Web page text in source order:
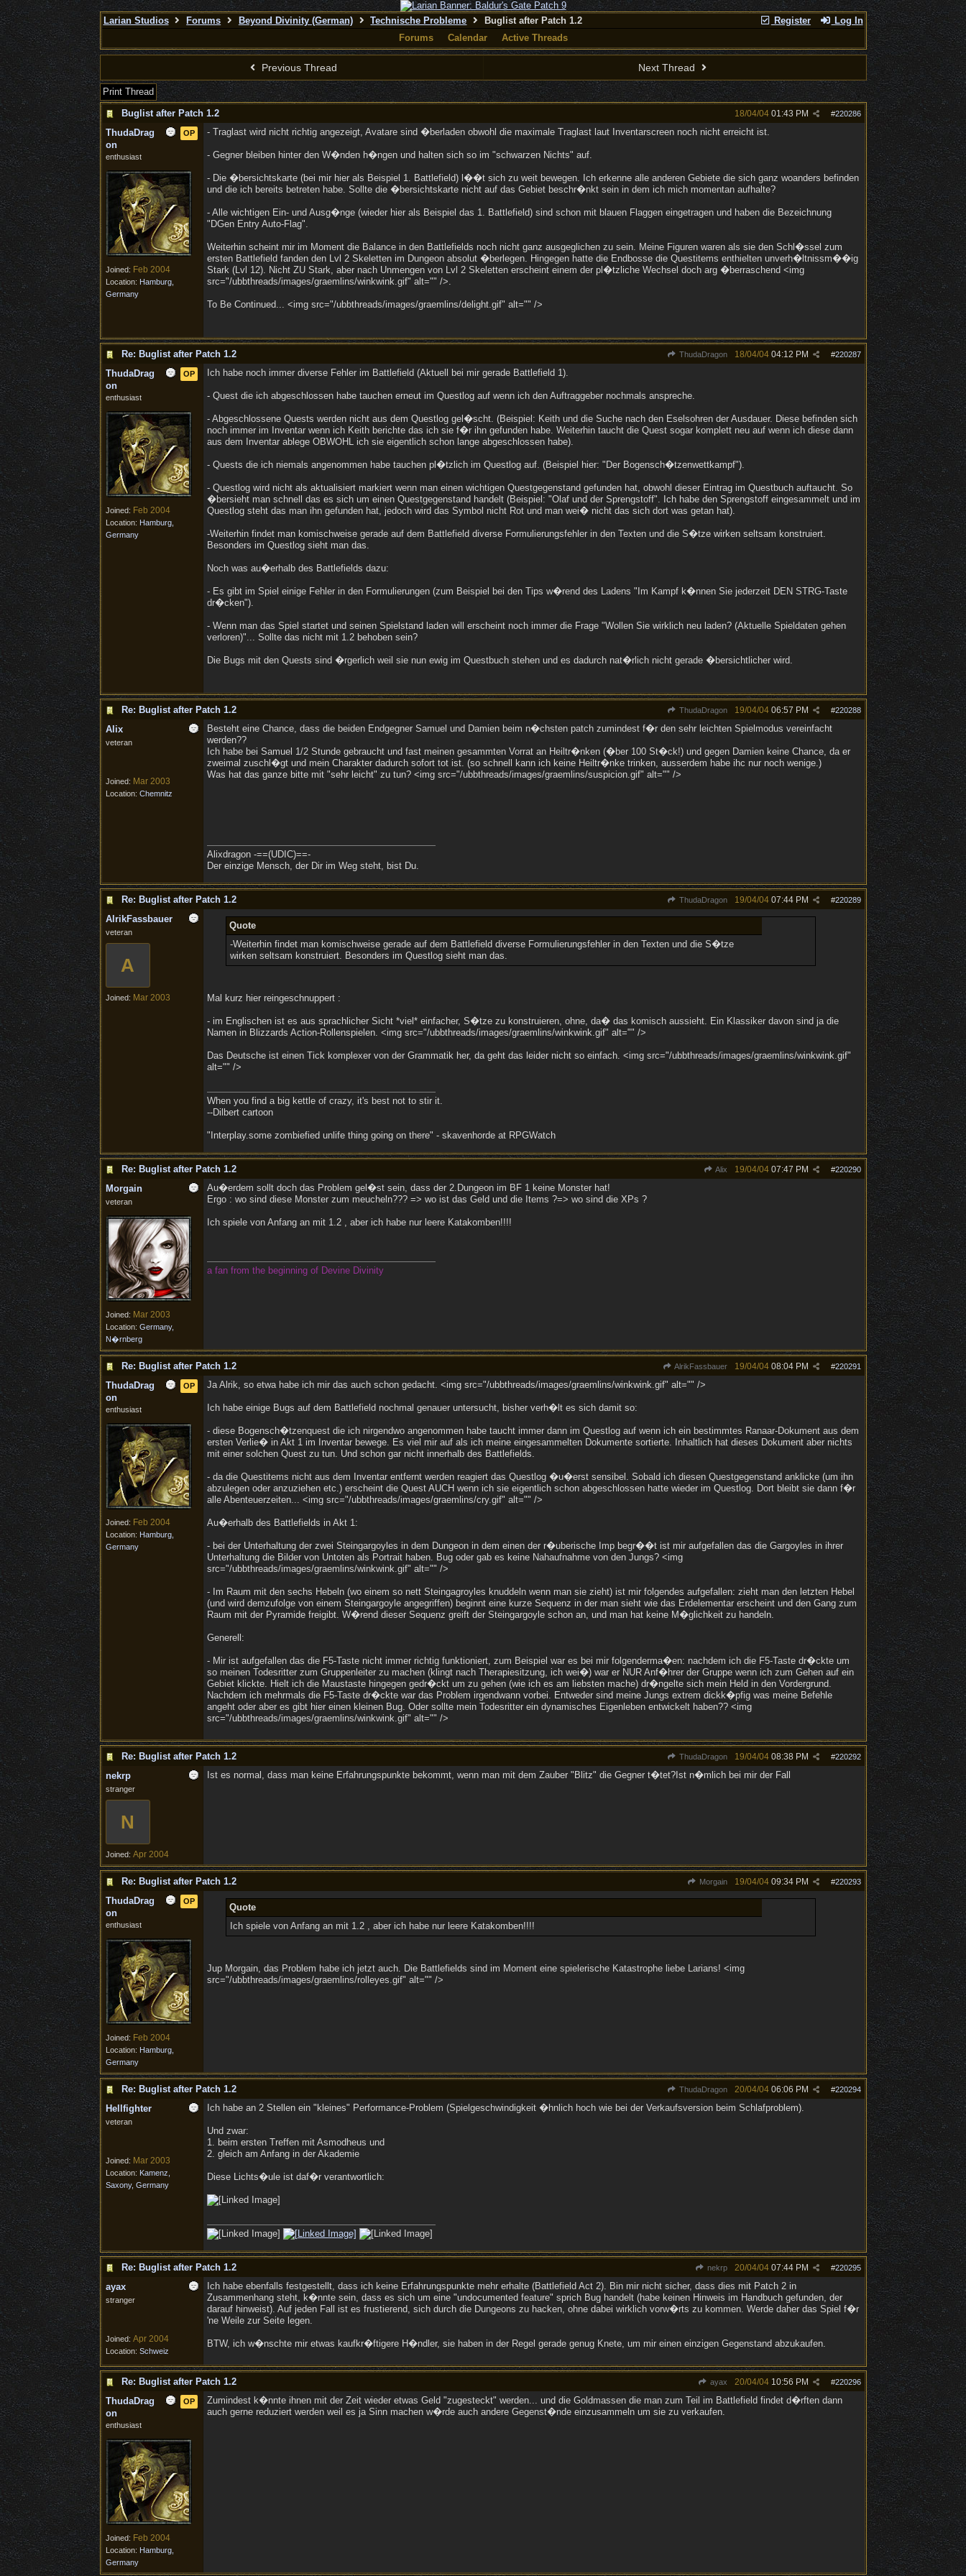
Register Log In
Larian Studios Forums Beyond Divinity (German) Technische Probleme
Buglist after Patch 1.2
Forums
Calendar Active Threads
Previous Thread Next Thread
Print Thread
Buglist after Patch 1.2
#220286
18/04/04 01:43 PM
OP
ThudaDrag
on
enthusiast
Joined: Feb 2004
Location: Hamburg,
Germany
- Traglast wird nicht richtig angezeigt, Avatare sind �berladen obwohl die maximale Traglast laut Inventarscreen noch nicht erreicht ist.
- Gegner bleiben hinter den W�nden h�ngen und halten sich so im "schwarzen Nichts" auf.
- Die �bersichtskarte (bei mir hier als Beispiel 1. Battlefield) l��t sich zu weit bewegen. Ich erkenne alle anderen Gebiete die sich ganz woanders befinden
und die ich bereits betreten habe. Sollte die �bersichtskarte nicht auf das Gebiet beschr�nkt sein in dem ich mich momentan aufhalte?
- Alle wichtigen Ein- und Ausg�nge (wieder hier als Beispiel das 1. Battlefield) sind schon mit blauen Flaggen eingetragen und haben die Bezeichnung
"DGen Entry Auto-Flag".
Weiterhin scheint mir im Moment die Balance in den Battlefields noch nicht ganz ausgeglichen zu sein. Meine Figuren waren als sie den Schl�ssel zum
ersten Battlefield fanden den Lvl 2 Skeletten im Dungeon absolut �berlegen. Hingegen hatte die Endbosse die Questitems enthielten unverh�ltnissm��ig
Stark (Lvl 12). Nicht ZU Stark, aber nach Unmengen von Lvl 2 Skeletten erscheint einem der pl�tzliche Wechsel doch arg �berraschend <img
src="/ubbthreads/images/graemlins/winkwink.gif" alt="" />.
To Be Continued... <img src="/ubbthreads/images/graemlins/delight.gif" alt="" />
Re: Buglist after Patch 1.2 ThudaDragon #220287
18/04/04 04:12 PM
OP
ThudaDrag
on
enthusiast
Joined: Feb 2004
Location: Hamburg,
Germany
Ich habe noch immer diverse Fehler im Battlefield (Aktuell bei mir gerade Battlefield 1).
- Quest die ich abgeschlossen habe tauchen erneut im Questlog auf wenn ich den Auftraggeber nochmals anspreche.
- Abgeschlossene Quests werden nicht aus dem Questlog gel�scht. (Beispiel: Keith und die Suche nach den Eselsohren der Ausdauer. Diese befinden sich
noch immer im Inventar wenn ich Keith berichte das ich sie f�r ihn gefunden habe. Weiterhin taucht die Quest sogar komplett neu auf wenn ich diese dann
aus dem Inventar ablege OBWOHL ich sie eigentlich schon lange abgeschlossen habe).
- Quests die ich niemals angenommen habe tauchen pl�tzlich im Questlog auf. (Beispiel hier: "Der Bogensch�tzenwettkampf").
- Questlog wird nicht als aktualisiert markiert wenn man einen wichtigen Questgegenstand gefunden hat, obwohl dieser Eintrag im Questbuch auftaucht. So
�bersieht man schnell das es sich um einen Questgegenstand handelt (Beispiel: "Olaf und der Sprengstoff". Ich habe den Sprengstoff eingesammelt und im
Questlog steht das man ihn gefunden hat, jedoch wird das Symbol nicht Rot und man wei� nicht das sich dort was getan hat).
-Weiterhin findet man komischweise gerade auf dem Battlefield diverse Formulierungsfehler in den Texten und die S�tze wirken seltsam konstruiert.
Besonders im Questlog sieht man das.
Noch was au�erhalb des Battlefields dazu:
- Es gibt im Spiel einige Fehler in den Formulierungen (zum Beispiel bei den Tips w�rend des Ladens "Im Kampf k�nnen Sie jederzeit DEN STRG-Taste
dr�cken").
- Wenn man das Spiel startet und seinen Spielstand laden will erscheint noch immer die Frage "Wollen Sie wirklich neu laden? (Aktuelle Spieldaten gehen
verloren)"... Sollte das nicht mit 1.2 behoben sein?
Die Bugs mit den Quests sind �rgerlich weil sie nun ewig im Questbuch stehen und es dadurch nat�rlich nicht gerade �bersichtlicher wird.
Re: Buglist after Patch 1.2 ThudaDragon #220288
19/04/04 06:57 PM
Alix
veteran
Joined: Mar 2003
Location: Chemnitz
Besteht eine Chance, dass die beiden Endgegner Samuel und Damien beim n�chsten patch zumindest f�r den sehr leichten Spielmodus vereinfacht
werden??
Ich habe bei Samuel 1/2 Stunde gebraucht und fast meinen gesammten Vorrat an Heiltr�nken (�ber 100 St�ck!) und gegen Damien keine Chance, da er
zweimal zuschl�gt und mein Charakter dadurch sofort tot ist. (so schnell kann ich keine Heiltr�nke trinken, ausserdem habe ihc nur noch wenige.)
Was hat das ganze bitte mit "sehr leicht" zu tun? <img src="/ubbthreads/images/graemlins/suspicion.gif" alt="" />
Alixdragon -==(UDIC)==-
Der einzige Mensch, der Dir im Weg steht, bist Du.
Re: Buglist after Patch 1.2 ThudaDragon #220289
19/04/04 07:44 PM
AlrikFassbauer
veteran
A
Joined: Mar 2003
Quote
-Weiterhin findet man komischweise gerade auf dem Battlefield diverse Formulierungsfehler in den Texten und die S�tze
wirken seltsam konstruiert. Besonders im Questlog sieht man das.
Mal kurz hier reingeschnuppert :
- im Englischen ist es aus sprachlicher Sicht *viel* einfacher, S�tze zu konstruieren, ohne, da� das komisch aussieht. Ein Klassiker davon sind ja die
Namen in Blizzards Action-Rollenspielen. <img src="/ubbthreads/images/graemlins/winkwink.gif" alt="" />
Das Deutsche ist einen Tick komplexer von der Grammatik her, da geht das leider nicht so einfach. <img src="/ubbthreads/images/graemlins/winkwink.gif"
alt="" />
When you find a big kettle of crazy, it's best not to stir it.
--Dilbert cartoon
"Interplay.some zombiefied unlife thing going on there" - skavenhorde at RPGWatch
Re: Buglist after Patch 1.2 Alix #220290
19/04/04 07:47 PM
Morgain
veteran
Joined: Mar 2003
Location: Germany,
N�rnberg
Au�erdem sollt doch das Problem gel�st sein, dass der 2.Dungeon im BF 1 keine Monster hat!
Ergo : wo sind diese Monster zum meucheln??? => wo ist das Geld und die Items ?=> wo sind die XPs ?
Ich spiele von Anfang an mit 1.2 , aber ich habe nur leere Katakomben!!!!
a fan from the beginning of Devine Divinity
Re: Buglist after Patch 1.2 AlrikFassbauer #220291
19/04/04 08:04 PM
OP
ThudaDrag
on
enthusiast
Joined: Feb 2004
Location: Hamburg,
Germany
Ja Alrik, so etwa habe ich mir das auch schon gedacht. <img src="/ubbthreads/images/graemlins/winkwink.gif" alt="" />
Ich habe einige Bugs auf dem Battlefield nochmal genauer untersucht, bisher verh�lt es sich damit so:
- diese Bogensch�tzenquest die ich nirgendwo angenommen habe taucht immer dann im Questlog auf wenn ich ein bestimmtes Ranaar-Dokument aus dem
ersten Verlie� in Akt 1 im Inventar bewege. Es viel mir auf als ich meine eingesammelten Dokumente sortierte. Inhaltlich hat dieses Dokument aber nichts
mit einer solchen Quest zu tun. Und schon gar nicht innerhalb des Battlefields.
- da die Questitems nicht aus dem Inventar entfernt werden reagiert das Questlog �u�erst sensibel. Sobald ich diesen Questgegenstand anklicke (um ihn
abzulegen oder anzuziehen etc.) erscheint die Quest AUCH wenn ich sie eigentlich schon abgeschlossen hatte wieder im Questlog. Dort bleibt sie dann f�r
alle Abenteuerzeiten... <img src="/ubbthreads/images/graemlins/cry.gif" alt="" />
Au�erhalb des Battlefields in Akt 1:
- bei der Unterhaltung der zwei Steingargoyles in dem Dungeon in dem einen der r�uberische Imp begr��t ist mir aufgefallen das die Gargoyles in ihrer
Unterhaltung die Bilder von Untoten als Portrait haben. Bug oder gab es keine Nahaufnahme von den Jungs? <img
src="/ubbthreads/images/graemlins/winkwink.gif" alt="" />
- Im Raum mit den sechs Hebeln (wo einem so nett Steingagroyles knuddeln wenn man sie zieht) ist mir folgendes aufgefallen: zieht man den letzten Hebel
(und wird demzufolge von einem Steingargoyle angegriffen) beginnt eine kurze Sequenz in der man sieht wie das Erdelementar erscheint und den Gang zum
Raum mit der Pyramide freigibt. W�rend dieser Sequenz greift der Steingargoyle schon an, und man hat keine M�glichkeit zu handeln.
Generell:
- Mir ist aufgefallen das die F5-Taste nicht immer richtig funktioniert, zum Beispiel war es bei mir folgenderma�en: nachdem ich die F5-Taste dr�ckte um
so meinen Todesritter zum Gruppenleiter zu machen (klingt nach Therapiesitzung, ich wei�) war er NUR Anf�hrer der Gruppe wenn ich zum Gehen auf ein
Gebiet klickte. Hielt ich die Maustaste hingegen gedr�ckt um zu gehen (wie ich es am liebsten mache) dr�ngelte sich mein Held in den Vordergrund.
Nachdem ich mehrmals die F5-Taste dr�ckte war das Problem irgendwann vorbei. Entweder sind meine Jungs extrem dickk�pfig was meine Befehle
angeht oder aber es gibt hier einen kleinen Bug. Oder sollte mein Todesritter ein dynamisches Eigenleben entwickelt haben?? <img
src="/ubbthreads/images/graemlins/winkwink.gif" alt="" />
Re: Buglist after Patch 1.2 ThudaDragon #220292
19/04/04 08:38 PM
nekrp
stranger
N
Joined: Apr 2004
Ist es normal, dass man keine Erfahrungspunkte bekommt, wenn man mit dem Zauber "Blitz" die Gegner t�tet?Ist n�mlich bei mir der Fall
Re: Buglist after Patch 1.2 Morgain #220293
19/04/04 09:34 PM
OP
ThudaDrag
on
enthusiast
Joined: Feb 2004
Location: Hamburg,
Germany
Quote
Ich spiele von Anfang an mit 1.2 , aber ich habe nur leere Katakomben!!!!
Jup Morgain, das Problem habe ich jetzt auch. Die Battlefields sind im Moment eine spielerische Katastrophe liebe Larians! <img
src="/ubbthreads/images/graemlins/rolleyes.gif" alt="" />
Re: Buglist after Patch 1.2 ThudaDragon #220294
20/04/04 06:06 PM
Hellfighter
veteran
Joined: Mar 2003
Location: Kamenz,
Saxony, Germany
Ich habe an 2 Stellen ein "kleines" Performance-Problem (Spielgeschwindigkeit �hnlich hoch wie bei der Verkaufsversion beim Schlafproblem).
Und zwar:
1. beim ersten Treffen mit Asmodheus und
2. gleich am Anfang in der Akademie
Diese Lichts�ule ist daf�r verantwortlich:
Re: Buglist after Patch 1.2 nekrp #220295
20/04/04 07:44 PM
ayax
stranger
Joined: Apr 2004
Location: Schweiz
Ich habe ebenfalls festgestellt, dass ich keine Erfahrungspunkte mehr erhalte (Battlefield Act 2). Bin mir nicht sicher, dass dies mit Patch 2 in
Zusammenhang steht, k�nnte sein, dass es sich um eine "undocumented feature" sprich Bug handelt (habe keinen Hinweis im Handbuch gefunden, der
darauf hinweist). Auf jeden Fall ist es frustierend, sich durch die Dungeons zu hacken, ohne dabei wirklich vorw�rts zu kommen. Werde daher das Spiel f�r
'ne Weile zur Seite legen.
BTW, ich w�nschte mir etwas kaufkr�ftigere H�ndler, sie haben in der Regel gerade genug Knete, um mir einen einzigen Gegenstand abzukaufen.
Re: Buglist after Patch 1.2 ayax #220296
20/04/04 10:56 PM
OP
ThudaDrag
on
enthusiast
Joined: Feb 2004
Location: Hamburg,
Germany
Zumindest k�nnte ihnen mit der Zeit wieder etwas Geld "zugesteckt" werden... und die Goldmassen die man zum Teil im Battlefield findet d�rften dann
auch gerne reduziert werden weil es ja Sinn machen w�rde auch andere Gegenst�nde einzusammeln um sie zu verkaufen.